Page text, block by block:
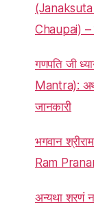
Chaupai) –
गणपति जी
Mantra):
जानकारी
भगवान
Ram
अन्यथा शरणं